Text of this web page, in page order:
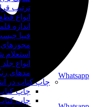
Whatsapp
ترتیب
انواع
اندازه
فیپا
مجوزهای
انواع
مدهای
چاپ کتاب در
چاپ
چاپ